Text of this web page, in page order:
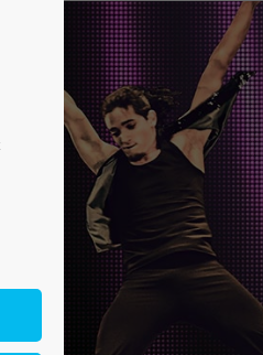
Get in touch
Inc.
293 City Road, Suite 600
Francisco, CA 94102
Have any questions?
+44 1234 567 890
Drop us a line
info@yourdomain.com